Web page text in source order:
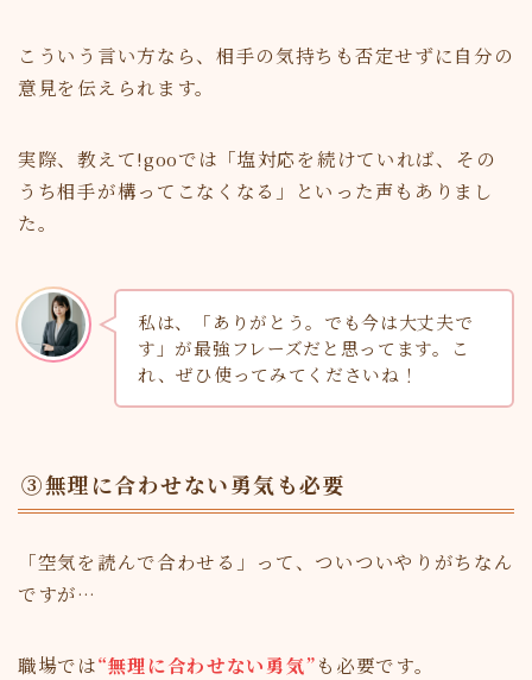
こういう言い方なら、相手の気持ちも否定せずに自分の
意見を伝えられます。
実際、教えて!gooでは「塩対応を続けていれば、その
うち相手が構ってこなくなる」といった声もありまし
た。
私は、「ありがとう。でも今は大丈夫で
す」が最強フレーズだと思ってます。こ
れ、ぜひ使ってみてくださいね！
③無理に合わせない勇気も必要
「空気を読んで合わせる」って、ついついやりがちなん
ですが…
職場では“無理に合わせない勇気”も必要です。